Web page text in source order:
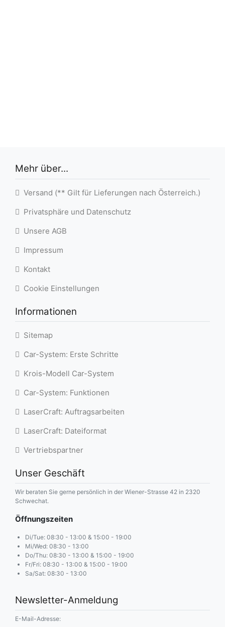
Mehr über...
Versand (** Gilt für Lieferungen nach Österreich.)
Privatsphäre und Datenschutz
Unsere AGB
Impressum
Kontakt
Cookie Einstellungen
Informationen
Sitemap
Car-System: Erste Schritte
Krois-Modell Car-System
Car-System: Funktionen
LaserCraft: Auftragsarbeiten
LaserCraft: Dateiformat
Vertriebspartner
Unser Geschäft
Wir beraten Sie gerne persönlich in der Wiener-Strasse 42 in 2320
Schwechat.
Öffnungszeiten
Di/Tue: 08:30 - 13:00 & 15:00 - 19:00
Mi/Wed: 08:30 - 13:00
Do/Thu: 08:30 - 13:00 & 15:00 - 19:00
Fr/Fri: 08:30 - 13:00 & 15:00 - 19:00
Sa/Sat: 08:30 - 13:00
Newsletter-Anmeldung
E-Mail-Adresse: